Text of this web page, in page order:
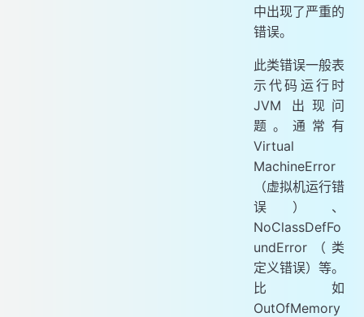
中出现了严重的
错误。
此类错误一般表
示代码运行时
JVM 出现问
题。通常有
Virtual
MachineError
（虚拟机运行错
误）、
NoClassDefFo
undError（类
定义错误）等。
比如
OutOfMemory